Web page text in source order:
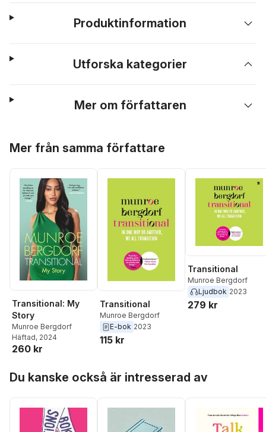
Produktinformation
Utforska kategorier
Mer om författaren
Mer från samma författare
Transitional: My
Story
Munroe Bergdorf
Häftad, 2024
260 kr
Transitional
Munroe Bergdorf
E-bok 2023
115 kr
Transitional
Munroe Bergdorf
Ljudbok 2023
279 kr
Du kanske också är intresserad av